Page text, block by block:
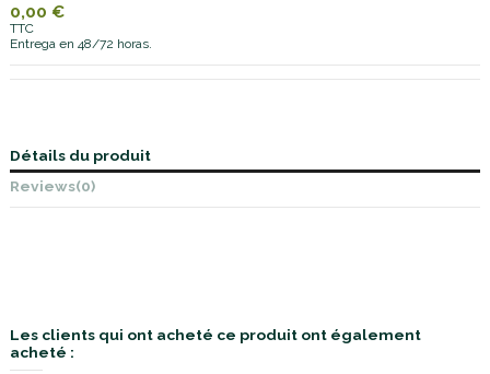
0,00 €
TTC
Entrega en 48/72 horas.
Détails du produit
Reviews(0)
Les clients qui ont acheté ce produit ont également
acheté :